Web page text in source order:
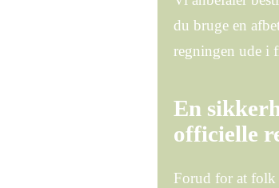
du bruge en
regningen ude i
En
officielle
Forud for at folk